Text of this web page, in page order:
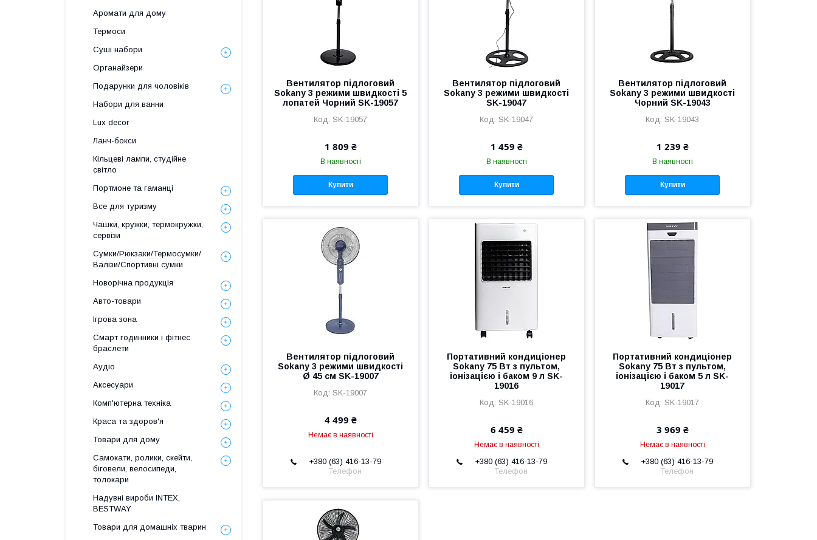
Вентилятор підлоговий
Sokany 3 режими швидкості 5
лопатей Чорний SK-19057
SK-19057
1 809 ₴
В наявності
Купити
Вентилятор підлоговий
Sokany 3 режими швидкості
SK-19047
SK-19047
1 459 ₴
В наявності
Купити
Вентилятор підлоговий
Sokany 3 режими швидкості
Чорний SK-19043
SK-19043
1 239 ₴
В наявності
Купити
Вентилятор підлоговий
Sokany 3 режими швидкості
Ø 45 см SK-19007
SK-19007
4 499 ₴
Немає в наявності
+380 (63) 416-13-79
Телефон
Портативний кондиціонер
Sokany 75 Вт з пультом,
іонізацією і баком 9 л SK-
19016
SK-19016
6 459 ₴
Немає в наявності
+380 (63) 416-13-79
Телефон
Портативний кондиціонер
Sokany 75 Вт з пультом,
іонізацією і баком 5 л SK-
19017
SK-19017
3 969 ₴
Немає в наявності
+380 (63) 416-13-79
Телефон
Аромати для дому
Термоси
Суші набори
Органайзери
Подарунки для чоловіків
Набори для ванни
Lux decor
Ланч-бокси
Кільцеві лампи, студійне
світло
Портмоне та гаманці
Все для туризму
Чашки, кружки, термокружки,
сервізи
Сумки/Рюкзаки/Термосумки/
Валізи/Спортивні сумки
Новорічна продукція
Авто-товари
Ігрова зона
Смарт годинники і фітнес
браслети
Аудіо
Аксесуари
Комп'ютерна техніка
Краса та здоров'я
Товари для дому
Самокати, ролики, скейти,
біговели, велосипеди,
толокари
Надувні вироби INTEX,
BESTWAY
Товари для домашніх тварин